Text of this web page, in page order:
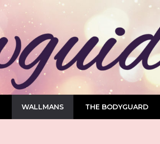
WALLMANS THE BODYGUARD